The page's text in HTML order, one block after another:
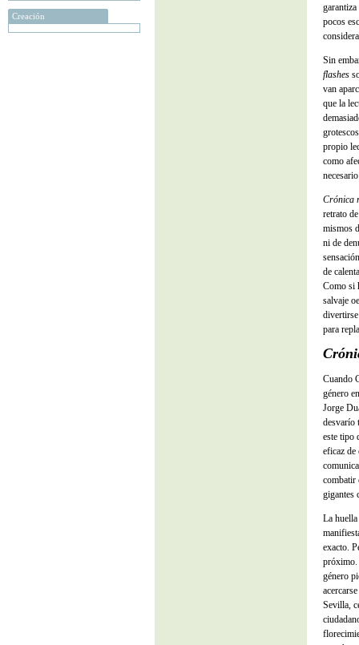
Creación
pocos
Sin
flashes
van
que la
propio
como
Crónica
retrato
mismos
ni de
de
Como si
salvaje
para
Cuando
género
Jorge
desvarío
este tipo
eficaz de
combatir
gigantes
La
exacto.
próximo.
género
Sevilla,